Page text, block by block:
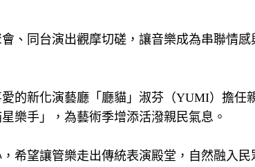
、同台演出觀摩切磋，讓音樂成為串聯情感
的新化演藝廳「廳貓」淑芬（YUMI）擔任
樂手」，為藝術季增添活潑親民氣息。
希望讓管樂走出傳統表演殿堂，自然融入民